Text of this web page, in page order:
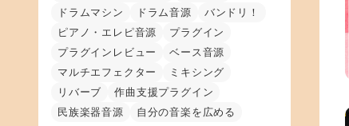
ドラムマシン
ドラム音源
バンドリ！
ピアノ・エレピ音源
プラグイン
プラグインレビュー
ベース音源
マルチエフェクター
ミキシング
リバーブ
作曲支援プラグイン
民族楽器音源
自分の音楽を広める